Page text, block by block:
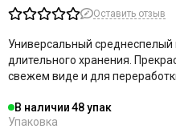
Оставить отзыв
Универсальный среднеспелый
длительного хранения.
свежем виде и для
В наличии48
Упаковка